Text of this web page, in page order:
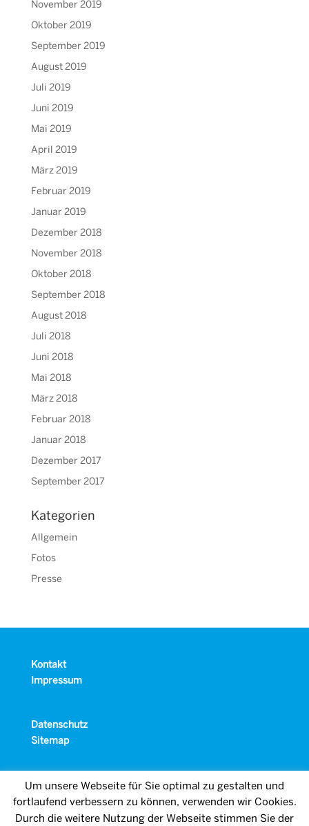
November 2019
Oktober 2019
September 2019
August 2019
Juli 2019
Juni 2019
Mai 2019
April 2019
März 2019
Februar 2019
Januar 2019
Dezember 2018
November 2018
Oktober 2018
September 2018
August 2018
Juli 2018
Juni 2018
Mai 2018
März 2018
Februar 2018
Januar 2018
Dezember 2017
September 2017
Kategorien
Allgemein
Fotos
Presse
Kontakt
Impressum
Datenschutz
Sitemap
Um unsere Webseite für Sie optimal zu gestalten und
fortlaufend verbessern zu können, verwenden wir Cookies.
Durch die weitere Nutzung der Webseite stimmen Sie der